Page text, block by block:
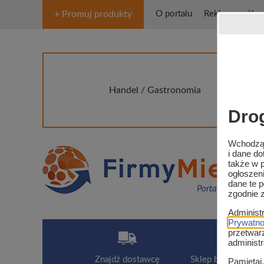
+ Promuj produkty O portalu Reklama
Handel / Gastronomia
Portal o rynku
Znajdź dostawcę Sklep branży
i dane
także w
dane te
zgodnie